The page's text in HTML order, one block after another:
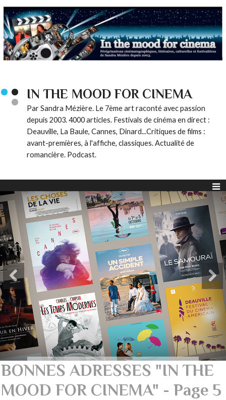
IN THE MOOD FOR CINEMA
Par Sandra Mézière. Le 7ème art raconté avec passion
depuis 2003. 4000 articles. Festivals de cinéma en direct :
Deauville, La Baule, Cannes, Dinard...Critiques de films :
avant-premières, à l'affiche, classiques. Actualité de
romancière. Podcast.
BONNES ADRESSES "IN THE
MOOD FOR CINEMA" - Page 5